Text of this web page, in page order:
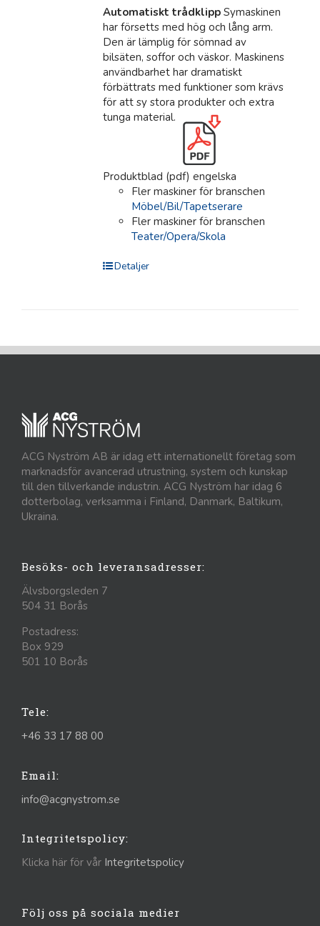
Automatiskt trådklippSymaskinen
har försetts med hög och lång arm.
Den är lämplig för sömnad av
bilsäten, soffor och väskor. Maskinens
användbarhet har dramatiskt
förbättrats med funktioner som krävs
för att sy stora produkter och extra
tunga material.
Produktblad (pdf) engelska
Fler maskiner för branschen
Möbel/Bil/Tapetserare
Fler maskiner för branschen
Teater/Opera/Skola
Detaljer
ACG Nyström AB är idag ett internationellt företag som
marknadsför avancerad utrustning, system och kunskap
till den tillverkande industrin. ACG Nyström har idag 6
dotterbolag, verksamma i Finland, Danmark, Baltikum,
Ukraina.
Besöks- och leveransadresser:
Älvsborgsleden 7
504 31 Borås
Postadress:
Box 929
501 10 Borås
Tele:
+46 33 17 88 00
Email:
info@acgnystrom.se
Integritetspolicy:
Klicka här för vår Integritetspolicy
Följ oss på sociala medier